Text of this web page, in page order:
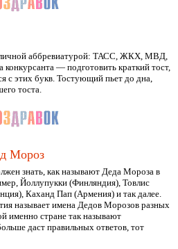
аббревиатурой: ТАСС, ЖКХ, МВД,
— подготовить краткий тост,
с этих букв. Тостующий пьет до дна,
тоста.
Мороз
знать, как называют Деда Мороза в
Йоллупукки (Финляндия), Товлис
Каханд Пап (Армения) и так далее.
называет имена Дедов Морозов разных
именно стране так называют
даст правильных ответов, тот